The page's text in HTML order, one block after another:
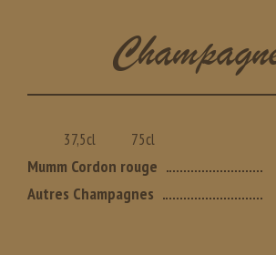
37,5cl 75cl
Mumm Cordon rouge
Autres Champagnes